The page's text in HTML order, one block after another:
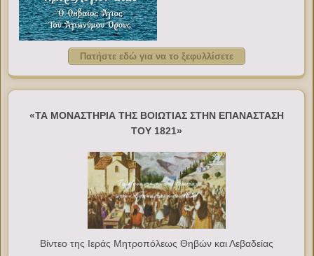
Πατήστε εδώ για να το ξεφυλλίσετε
«ΤΑ ΜΟΝΑΣΤΗΡΙΑ ΤΗΣ ΒΟΙΩΤΙΑΣ ΣΤΗΝ ΕΠΑΝΑΣΤΑΣΗ
ΤΟΥ 1821»
Βίντεο της Ιεράς Μητροπόλεως Θηβών και Λεβαδείας